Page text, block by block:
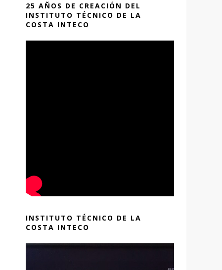
25 AÑOS DE CREACIÓN DEL
INSTITUTO TÉCNICO DE LA
COSTA INTECO
INSTITUTO TÉCNICO DE LA
COSTA INTECO